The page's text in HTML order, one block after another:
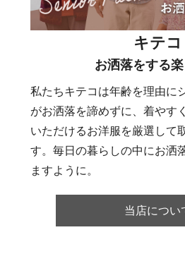
キテコ
お洒落をする
私たちキテコは年齢を理由に
がお洒落を諦めずに、着やす
いただけるお洋服を厳選して
す。毎日の暮らしの中にお洒
ますように。
当店につい